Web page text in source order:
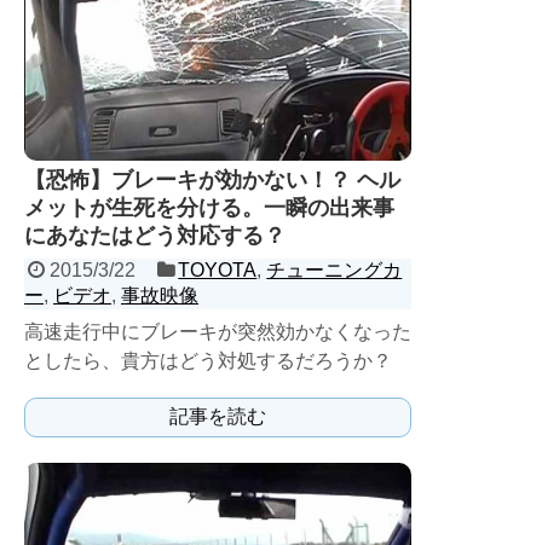
【恐怖】ブレーキが効かない！？ ヘル
メットが生死を分ける。一瞬の出来事
にあなたはどう対応する？
2015/3/22 TOYOTA,チューニングカ
ー, ビデオ, 事故映像
高速走行中にブレーキが突然効かなくなった
としたら、貴方はどう対処するだろうか？
記事を読む